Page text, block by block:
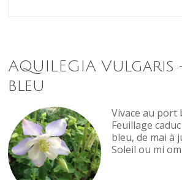
AQUILEGIA Vulgaris
bleu
Vivace au port
Feuillage
bleu, de mai à
Soleil ou mi